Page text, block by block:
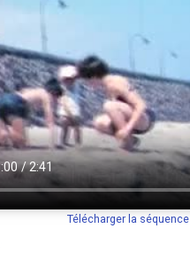
Télécharger la séquence